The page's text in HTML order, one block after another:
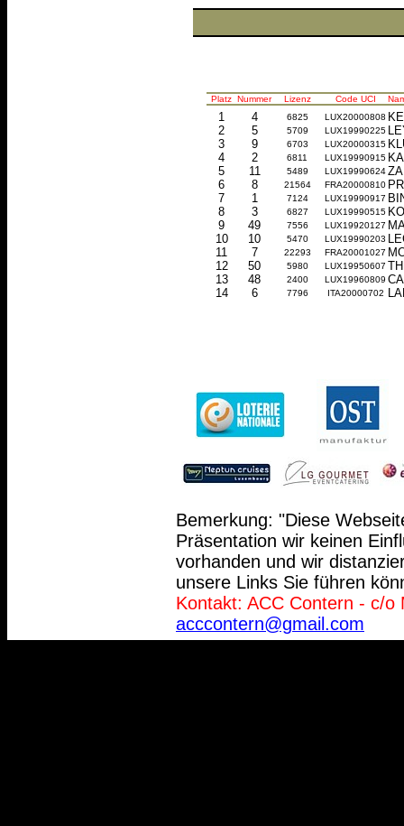
Platz Nummer Lizenz Code UCI
1 4 6825 LUX20000808
2
5 5709 LUX19990225
3
9 6703 LUX20000315
4
2 6811 LUX19990915
5
11 5489 LUX19990624
6
8 21564 FRA20000810
7
1 7124 LUX19990917
8
3 6827 LUX19990515
9
49 7556 LUX19920127
10
10 5470 LUX19990203
11
7 22293 FRA20001027
12
50 5980 LUX19950607
13
48 2400 LUX19960809
14
6 7796 ITA20000702
Bemerkung: "Diese
Präsentation wir keinen
vorhanden und wir
unsere Links Sie führen
Kontakt: ACC Contern - c/
acccontern@gmail.com